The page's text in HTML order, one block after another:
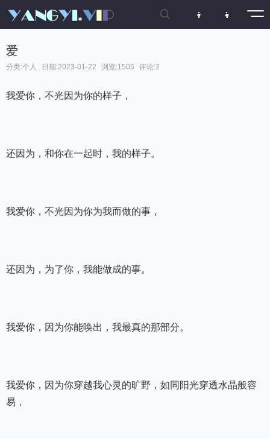
👦 👧

爱
分类:个人 日期:2023-01-22 浏览:1505 评论:2
我爱你，不光因为你的样子，
还因为，和你在一起时，我的样子。
我爱你，不光因为你为我而做的事，
还因为，为了你，我能做成的事。
我爱你，因为你能唤出，我最真的那部分。
我爱你，因为你穿越我心灵的旷野，如同阳光穿透水晶般容
易，